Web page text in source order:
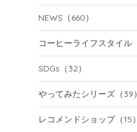
NEWS （660）
コーヒーライフスタイル
SDGs （32）
やってみたシリーズ （39）
レコメンドショップ（15）